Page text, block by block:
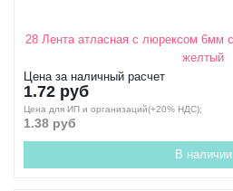
28 Лента атласная с люрексом 6мм
желтый
Цена за наличный расчет
1.72 руб
Цена для ИП и организаций(+20% НДС);
1.38 руб
В наличии